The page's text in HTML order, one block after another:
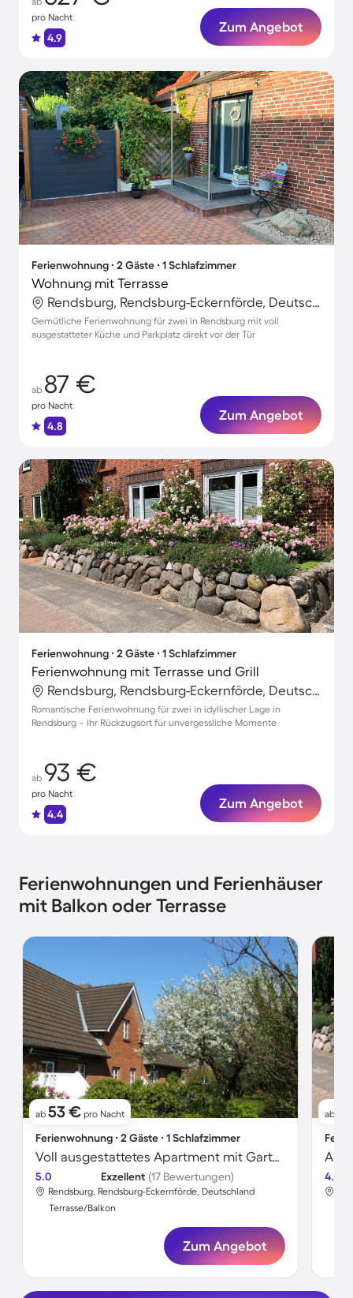
pro Nacht
4.9
Zum Angebot
Ferienwohnung ∙ 2 Gäste ∙ 1 Schlafzimmer
Wohnung mit Terrasse
Rendsburg, Rendsburg-Eckernförde, Deutschland
Gemütliche Ferienwohnung für zwei in Rendsburg mit voll
ausgestatteter Küche und Parkplatz direkt vor der Tür
ab 87 €
pro Nacht
4.8
Zum Angebot
Ferienwohnung ∙ 2 Gäste ∙ 1 Schlafzimmer
Ferienwohnung mit Terrasse und Grill
Rendsburg, Rendsburg-Eckernförde, Deutschland
Romantische Ferienwohnung für zwei in idyllischer Lage in
Rendsburg – Ihr Rückzugsort für unvergessliche Momente
ab 93 €
pro Nacht
4.4
Zum Angebot
Ferienwohnungen und Ferienhäuser
mit Balkon oder Terrasse
ab 53 € pro Nacht
Ferienwohnung ∙ 2 Gäste ∙ 1 Schlafzimmer
Voll ausgestattetes Apartment mit Garten und Terrasse
5.0 Exzellent (17 Bewertungen)
Rendsburg, Rendsburg-Eckernförde, Deutschland
Terrasse/Balkon
Zum Angebot
ab
4.7